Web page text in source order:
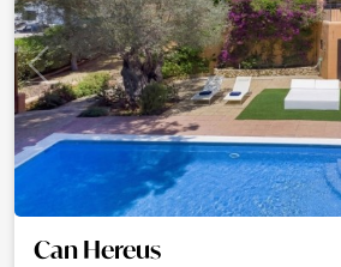
Can Hereus